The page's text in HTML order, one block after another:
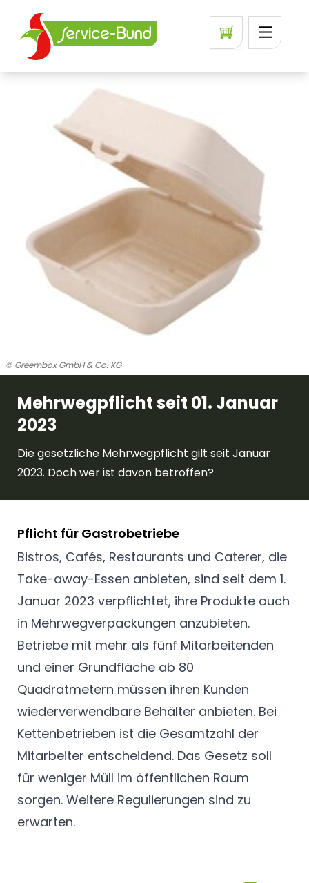
© Greembox GmbH & Co. KG
Mehrwegpflicht seit 01. Januar
2023
Die gesetzliche Mehrwegpflicht gilt seit Januar
2023. Doch wer ist davon betroffen?
Pflicht für Gastrobetriebe
Bistros, Cafés, Restaurants und Caterer, die
Take-away-Essen anbieten, sind seit dem 1.
Januar 2023 verpflichtet, ihre Produkte auch
in Mehrwegverpackungen anzubieten.
Betriebe mit mehr als fünf Mitarbeitenden
und einer Grundfläche ab 80
Quadratmetern müssen ihren Kunden
wiederverwendbare Behälter anbieten. Bei
Kettenbetrieben ist die Gesamtzahl der
Mitarbeiter entscheidend. Das Gesetz soll
für weniger Müll im öffentlichen Raum
sorgen. Weitere Regulierungen sind zu
erwarten.